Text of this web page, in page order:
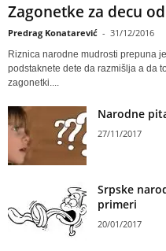
Zagonetke za decu
Predrag Konatarević - 31/12/2016
Riznica narodne mudrosti prepuna
podstaknete dete da razmišlja a da
zagonetki....
Narodne
27/11/2017
Srpske
primeri
20/01/2017